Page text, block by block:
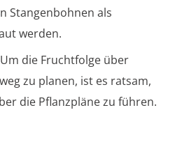
Stangenbohnen als
werden.
Um die Fruchtfolge über
zu planen, ist es ratsam,
die Pflanzpläne zu führen.